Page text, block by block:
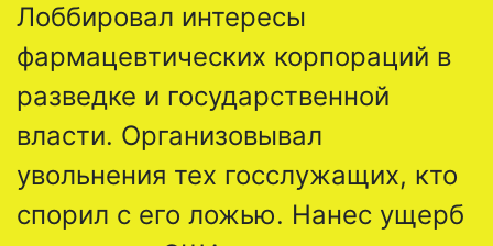
Лоббировал интересы
фармацевтических корпораций в
разведке и государственной
власти. Организовывал
увольнения тех госслужащих, кто
спорил с его ложью. Нанес ущерб